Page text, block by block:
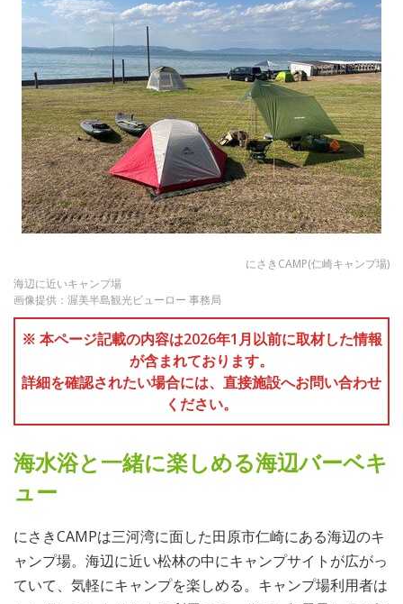
にさきCAMP(仁崎キャンプ場)
海辺に近いキャンプ場
画像提供：渥美半島観光ビューロー 事務局
※ 本ページ記載の内容は2026年1月以前に取材した情報
が含まれております。
詳細を確認されたい場合には、直接施設へお問い合わせ
ください。
海水浴と一緒に楽しめる海辺バーベキ
ュー
にさきCAMPは三河湾に面した田原市仁崎にある海辺のキ
ャンプ場。海辺に近い松林の中にキャンプサイトが広がっ
ていて、気軽にキャンプを楽しめる。キャンプ場利用者は